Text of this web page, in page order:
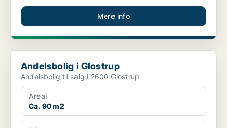
Mere info
Andelsbolig i Glostrup
Andelsbolig i Glostrup
Andelsbolig til salg i 2600 Glostrup
Areal
Ca. 90 m2